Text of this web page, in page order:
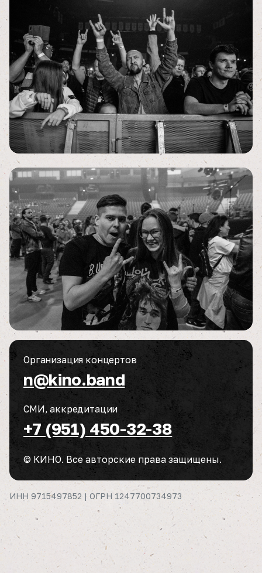
Организация концертов
n@kino.band
СМИ, аккредитации
+7 (951) 450-32-38
© КИНО. Все авторские права защищены.
ИНН 9715497852 | ОГРН 1247700734973